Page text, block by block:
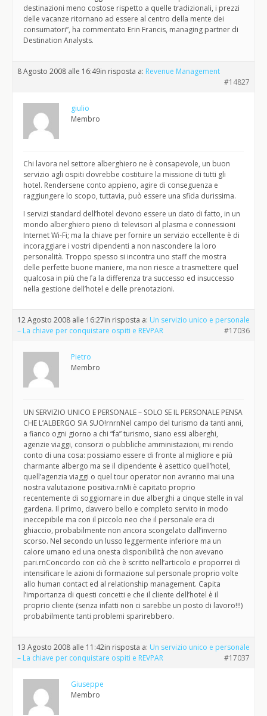
destinazioni meno costose rispetto a quelle tradizionali, i prezzi
delle vacanze ritornano ad essere al centro della mente dei
consumatori”, ha commentato Erin Francis, managing partner di
Destination Analysts.
8 Agosto 2008 alle 16:49in risposta a: Revenue Management
#14827
giulio
Membro
Chi lavora nel settore alberghiero ne è consapevole, un buon
servizio agli ospiti dovrebbe costituire la missione di tutti gli
hotel. Rendersene conto appieno, agire di conseguenza e
raggiungere lo scopo, tuttavia, può essere una sfida durissima.
I servizi standard dell’hotel devono essere un dato di fatto, in un
mondo alberghiero pieno di televisori al plasma e connessioni
Internet Wi-Fi; ma la chiave per fornire un servizio eccellente è di
incoraggiare i vostri dipendenti a non nascondere la loro
personalità. Troppo spesso si incontra uno staff che mostra
delle perfette buone maniere, ma non riesce a trasmettere quel
qualcosa in più che fa la differenza tra successo ed insuccesso
nella gestione dell’hotel e delle prenotazioni.
12 Agosto 2008 alle 16:27in risposta a: Un servizio unico e personale
– La chiave per conquistare ospiti e REVPAR
#17036
Pietro
Membro
UN SERVIZIO UNICO E PERSONALE – SOLO SE IL PERSONALE PENSA
CHE L’ALBERGO SIA SUO!rnrnNel campo del turismo da tanti anni,
a fianco ogni giorno a chi “fa” turismo, siano essi alberghi,
agenzie viaggi, consorzi o pubbliche amministazioni, mi rendo
conto di una cosa: possiamo essere di fronte al migliore e più
charmante albergo ma se il dipendente è asettico quell’hotel,
quell’agenzia viaggi o quel tour operator non avranno mai una
nostra valutazione positiva.rnMi è capitato proprio
recentemente di soggiornare in due alberghi a cinque stelle in val
gardena. Il primo, davvero bello e completo servito in modo
ineccepibile ma con il piccolo neo che il personale era di
ghiaccio, probabilmente non ancora scongelato dall’inverno
scorso. Nel secondo un lusso leggermente inferiore ma un
calore umano ed una onesta disponibilità che non avevano
pari.rnConcordo con ciò che è scritto nell’articolo e proporrei di
intensificare le azioni di formazione sul personale proprio volte
allo human contact ed al relationship management. Capita
l’importanza di questi concetti e che il cliente dell’hotel è il
proprio cliente (senza infatti non ci sarebbe un posto di lavoro!!!)
probabilmente tanti problemi sparirebbero.
13 Agosto 2008 alle 11:42in risposta a: Un servizio unico e personale
– La chiave per conquistare ospiti e REVPAR
#17037
Giuseppe
Membro